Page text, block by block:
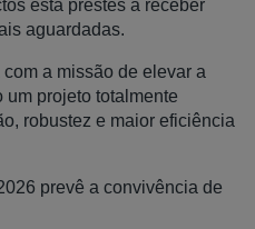
está prestes a receber
aguardadas.
a missão de elevar a
um projeto totalmente
robustez e maior eficiência
prevê a convivência de